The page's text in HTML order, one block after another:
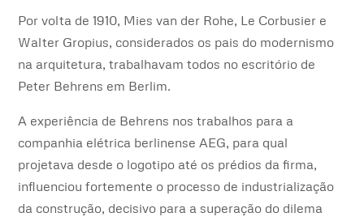
Por volta de 1910, Mies van der Rohe, Le Corbusier e
Walter Gropius, considerados os pais do modernismo
na arquitetura, trabalhavam todos no escritório de
Peter Behrens em Berlim.
A experiência de Behrens nos trabalhos para a
companhia elétrica berlinense AEG, para qual
projetava desde o logotipo até os prédios da firma,
influenciou fortemente o processo de industrialização
da construção, decisivo para a superação do dilema